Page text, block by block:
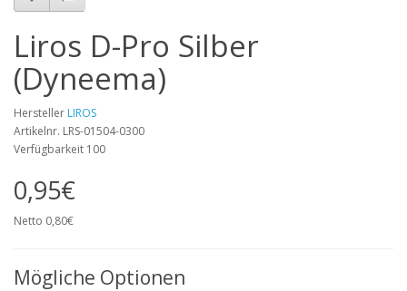
Liros D-Pro Silber
(Dyneema)
Hersteller LIROS
Artikelnr. LRS-01504-0300
Verfügbarkeit 100
0,95€
Netto 0,80€
Mögliche Optionen